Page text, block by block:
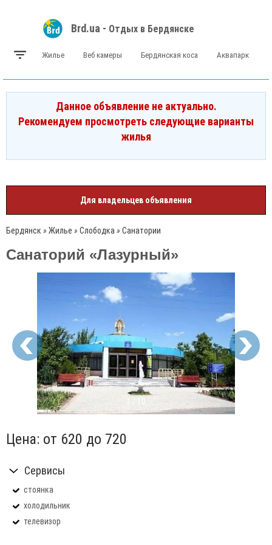
Brd.ua - Отдых в Бердянске
Жилье Веб камеры Бердянская коса Аквапарк
Данное объявление не актуально.
Рекомендуем просмотреть следующие варианты
жилья
Для владельцев объявления
Бердянск » Жилье » Слободка » Санатории
Санаторий «Лазурный»
10
Цена: от 620 до 720
Сервисы
стоянка
холодильник
телевизор